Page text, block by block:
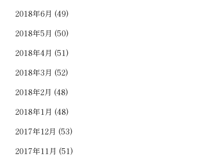
2018年6月 (49)
2018年5月 (50)
2018年4月 (51)
2018年3月 (52)
2018年2月 (48)
2018年1月 (48)
2017年12月 (53)
2017年11月 (51)